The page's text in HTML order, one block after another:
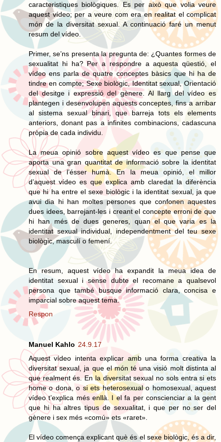
caracteristiques biològiques. Es per això que volia veure
aquest vídeo; per a veure com era en realitat el complicat
món de la diversitat sexual. A continuació faré un menut
resum del vídeo.
Primer, se’ns presenta la pregunta de: ¿Quantes formes de
sexualitat hi ha? Per a respondre a aquesta qüestió, el
vídeo ens parla de quatre conceptes bàsics que hi ha de
tindre en compte; Sexe biològic, Identitat sexual, Orientació
del desitge i expressió del gènere. Al llarg del vídeo es
plantegen i desenvolupen aquests conceptes, fins a arribar
al sistema sexual binari, que barreja tots els elements
anteriors, donant pas a infinites combinacions, cadascuna
pròpia de cada individu.
La meua opinió sobre aquest vídeo es que pense que
aporta una gran quantitat de informació sobre la identitat
sexual de l’ésser humà. En la meua opinió, el millor
d’aquest vídeo es que explica amb claredat la diferència
que hi ha entre el sexe biològic i la identitat sexual, ja que
avui dia hi han moltes persones que confonen aquestes
dues idees, barrejant-les i creant el concepte erroni de que
hi han més de dues generes, quan el que varia es la
identitat sexual individual, independentment del teu sexe
biològic, masculí o femení.
En resum, aquest vídeo ha expandit la meua idea de
identitat sexual i sense dubte el recomane a qualsevol
persona que també busque informació clara, concisa e
imparcial sobre aquest tema.
Respon
Manuel Kahlo 24.9.17
Aquest vídeo intenta explicar amb una forma creativa la
diversitat sexual, ja que el món té una visió molt distinta al
que realment és. En la diversitat sexual no sols entra si ets
home o dona, o si ets heterosexual o homosexual, aquest
vídeo t’explica més enllà. I el fa per conscienciar a la gent
que hi ha altres tipus de sexualitat, i que per no ser del
gènere i sex més «comú» ets «raret».
El vídeo comença explicant què és el sexe biològic, és a dir,